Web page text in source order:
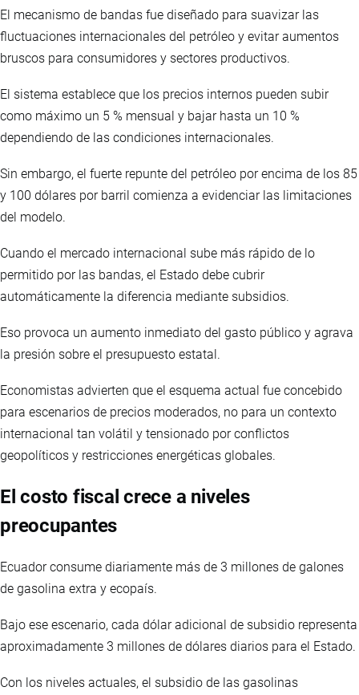
El mecanismo de bandas fue diseñado para suavizar las
fluctuaciones internacionales del petróleo y evitar aumentos
bruscos para consumidores y sectores productivos.
El sistema establece que los precios internos pueden subir
como máximo un 5 % mensual y bajar hasta un 10 %
dependiendo de las condiciones internacionales.
Sin embargo, el fuerte repunte del petróleo por encima de los 85
y 100 dólares por barril comienza a evidenciar las limitaciones
del modelo.
Cuando el mercado internacional sube más rápido de lo
permitido por las bandas, el Estado debe cubrir
automáticamente la diferencia mediante subsidios.
Eso provoca un aumento inmediato del gasto público y agrava
la presión sobre el presupuesto estatal.
Economistas advierten que el esquema actual fue concebido
para escenarios de precios moderados, no para un contexto
internacional tan volátil y tensionado por conflictos
geopolíticos y restricciones energéticas globales.
El costo fiscal crece a niveles
preocupantes
Ecuador consume diariamente más de 3 millones de galones
de gasolina extra y ecopaís.
Bajo ese escenario, cada dólar adicional de subsidio representa
aproximadamente 3 millones de dólares diarios para el Estado.
Con los niveles actuales, el subsidio de las gasolinas